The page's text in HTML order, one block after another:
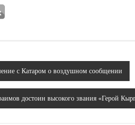
с Катаром о воздушном сообщении
достоин высокого звания «Герой